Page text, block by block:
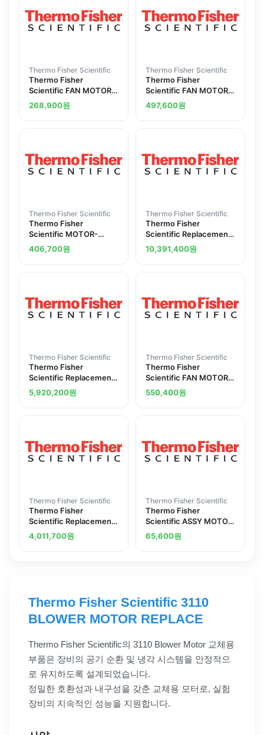
Thermo Fisher Scientific
Thermo Fisher
Scientific FAN MOTOR
ASSY 230V 50 60HZ
268,900원
Thermo Fisher Scientific
Thermo Fisher
Scientific FAN MOTOR
110V OPEN FRAME
497,600원
Thermo Fisher Scientific
Thermo Fisher
Scientific MOTOR-
CABINET FAN-BOD
406,700원
Thermo Fisher Scientific
Thermo Fisher
Scientific Replacement
Motor for I P Washdown
Precision Modular Drive
10,391,400원
Thermo Fisher Scientific
Thermo Fisher
Scientific Replacement
Motor for I P Washdown
Digital Modular Drive
5,920,200원
Thermo Fisher Scientific
Thermo Fisher
Scientific FAN MOTOR
220V OPEN FRAME
550,400원
Thermo Fisher Scientific
Thermo Fisher
Scientific Replacement
Motor for L S Washdown
Modular Drive 600 rpm
4,011,700원
Thermo Fisher Scientific
Thermo Fisher
Scientific ASSY MOTOR
PUMP
65,600원
Thermo Fisher Scientific 3110
BLOWER MOTOR REPLACE
Thermo Fisher Scientific의 3110 Blower Motor 교체용
부품은 장비의 공기 순환 및 냉각 시스템을 안정적으
로 유지하도록 설계되었습니다.
정밀한 호환성과 내구성을 갖춘 교체용 모터로, 실험
장비의 지속적인 성능을 지원합니다.